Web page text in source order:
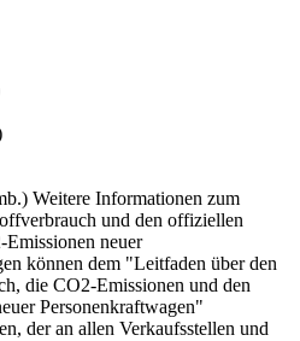
Weitere Informationen zum
und den offiziellen
neuer
können dem "Leitfaden über den
die CO2-Emissionen und den
Personenkraftwagen"
der an allen Verkaufsstellen und